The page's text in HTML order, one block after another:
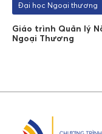
Đại học Ngoại thương
Giáo trình Quản lý
Ngoại Thương